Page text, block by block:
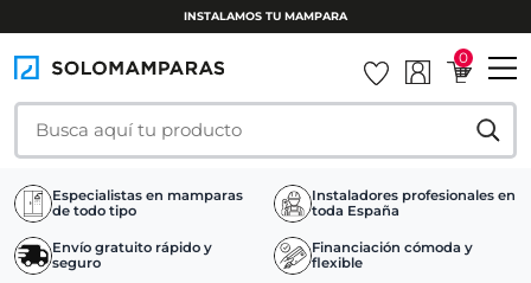
INSTALAMOS TU MAMPARA
0
Especialistas en mamparas
de todo tipo
Instaladores profesionales en
toda España
Envío gratuito rápido y
seguro
Financiación cómoda y
flexible